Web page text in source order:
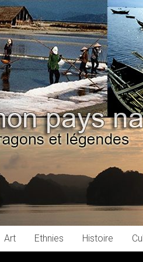
Art Ethnies Histoire